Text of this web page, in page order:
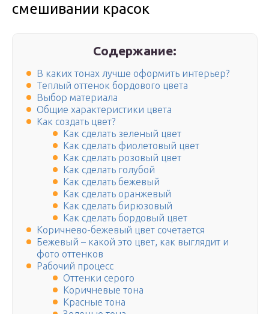
смешивании красок
Содержание:
В каких тонах лучше оформить интерьер?
Теплый оттенок бордового цвета
Выбор материала
Общие характеристики цвета
Как создать цвет?
Как сделать зеленый цвет
Как сделать фиолетовый цвет
Как сделать розовый цвет
Как сделать голубой
Как сделать бежевый
Как сделать оранжевый
Как сделать бирюзовый
Как сделать бордовый цвет
Коричнево-бежевый цвет сочетается
Бежевый – какой это цвет, как выглядит и
фото оттенков
Рабочий процесс
Оттенки серого
Коричневые тона
Красные тона